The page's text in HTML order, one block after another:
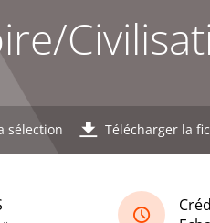
sélection Télécharger la